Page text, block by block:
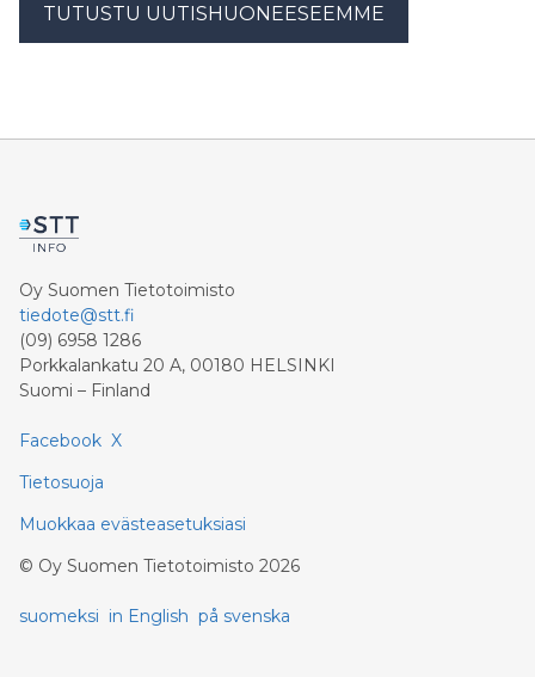
TUTUSTU UUTISHUONEESEEMME
Oy Suomen Tietotoimisto
tiedote@stt.fi
(09) 6958 1286
Porkkalankatu 20 A, 00180 HELSINKI
Suomi – Finland
Facebook X
Tietosuoja
Muokkaa evästeasetuksiasi
© Oy Suomen Tietotoimisto 2026
suomeksi in English på svenska